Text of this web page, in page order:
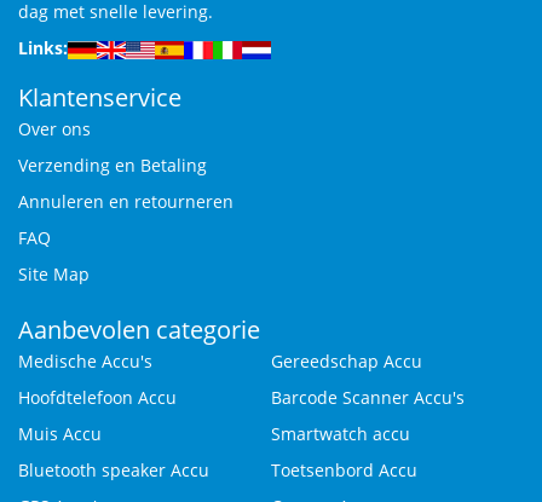
dag met snelle levering.
Links:
Klantenservice
Over ons
Verzending en Betaling
Annuleren en retourneren
FAQ
Site Map
Aanbevolen categorie
Medische Accu's
Gereedschap Accu
Hoofdtelefoon Accu
Barcode Scanner Accu's
Muis Accu
Smartwatch accu
Bluetooth speaker Accu
Toetsenbord Accu